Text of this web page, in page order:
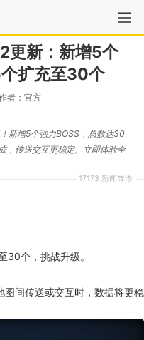
更新：新增5个
扩充至30个
者：官方
17173 新闻导语
新增5个强力BOSS，总数达30
，传送交互更稳定。立即体验全
30个，挑战升级。
间传送或交互时，数据将更稳